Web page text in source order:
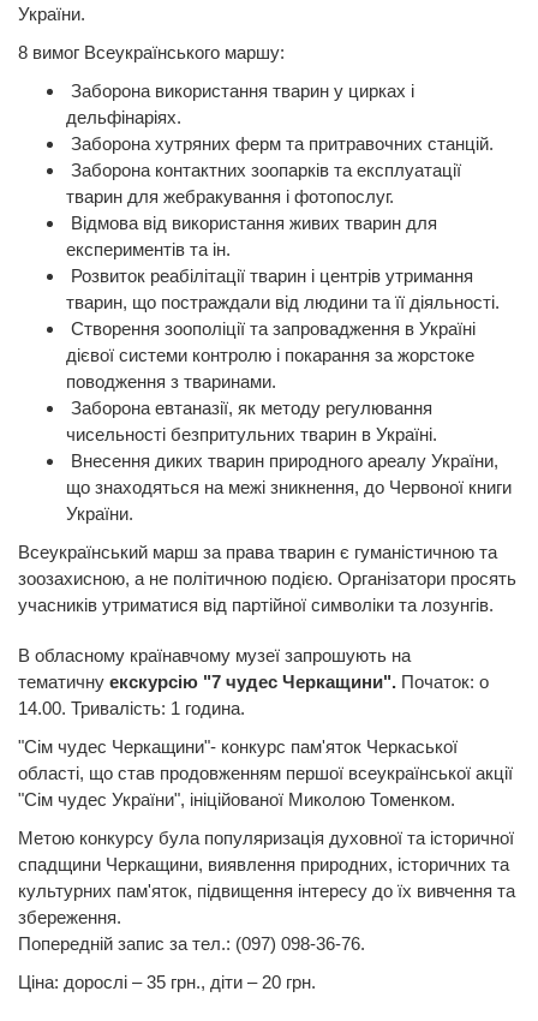
України.
8 вимог Всеукраїнського маршу:
Заборона використання тварин у цирках і
дельфінаріях.
Заборона хутряних ферм та притравочних станцій.
Заборона контактних зоопарків та експлуатації
тварин для жебракування і фотопослуг.
Відмова від використання живих тварин для
експериментів та ін.
Розвиток реабілітації тварин і центрів утримання
тварин, що постраждали від людини та її діяльності.
Створення зоополіції та запровадження в Україні
дієвої системи контролю і покарання за жорстоке
поводження з тваринами.
Заборона евтаназії, як методу регулювання
чисельності безпритульних тварин в Україні.
Внесення диких тварин природного ареалу України,
що знаходяться на межі зникнення, до Червоної книги
України.
Всеукраїнський марш за права тварин є гуманістичною та
зоозахисною, а не політичною подією. Організатори просять
учасників утриматися від партійної символіки та лозунгів.
В обласному країнавчому музеї запрошують на
тематичну екскурсію "7 чудес Черкащини". Початок: о
14.00. Тривалість: 1 година.
"Сім чудес Черкащини"- конкурс пам'яток Черкаської
області, що став продовженням першої всеукраїнської акції
"Сім чудес України", ініційованої Миколою Томенком.
Метою конкурсу була популяризація духовної та історичної
спадщини Черкащини, виявлення природних, історичних та
культурних пам'яток, підвищення інтересу до їх вивчення та
збереження.
Попередній запис за тел.: (097) 098-36-76.
Ціна: дорослі – 35 грн., діти – 20 грн.